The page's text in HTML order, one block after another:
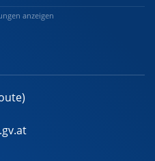
anzeigen